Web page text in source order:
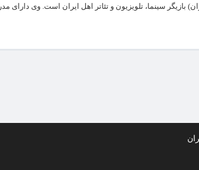
حاشیۀ فضای مجازی است. بیوگرافی لیلا اوتادی لیلا اوتادی لیلا اوتادی (زاده ۱۴ مرداد ۱۳۶۲ – تهران) بازیگر سینما، تلویزیون و تئاتر اهل ایران است. وی